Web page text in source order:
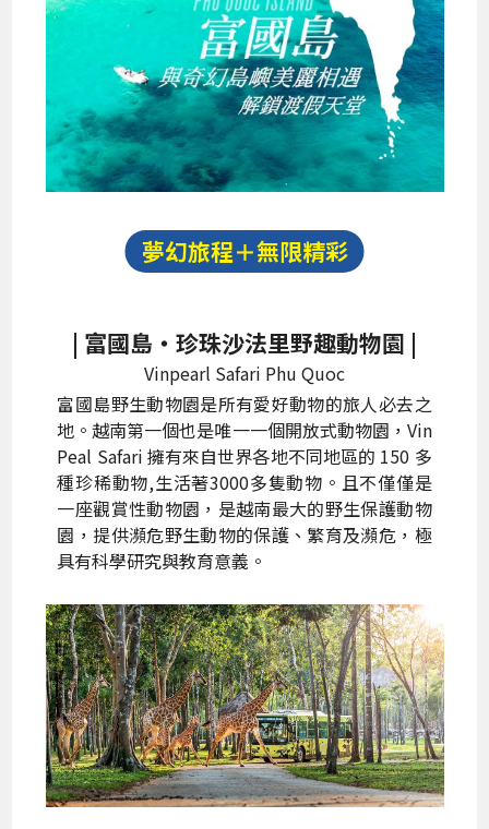
夢幻旅程＋無限精彩
| 富國島‧珍珠沙法里野趣動物園 |
Vinpearl Safari Phu Quoc
富國島野生動物園是所有愛好動物的旅人必去之
地。越南第一個也是唯一一個開放式動物園，Vin
Peal Safari 擁有來自世界各地不同地區的 150 多
種珍稀動物,生活著3000多隻動物。且不僅僅是
一座觀賞性動物園，是越南最大的野生保護動物
園，提供瀕危野生動物的保護、繁育及瀕危，極
具有科學研究與教育意義。